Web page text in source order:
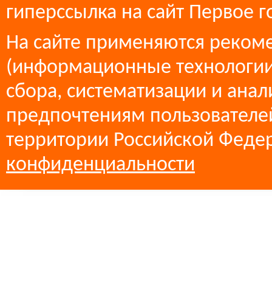
гиперссылка на сайт Первое
На сайте применяются
(информационные
сбора, систематизации и
предпочтениям
территории Российской
конфиденциальности